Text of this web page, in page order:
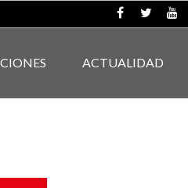
ACTUALIDAD